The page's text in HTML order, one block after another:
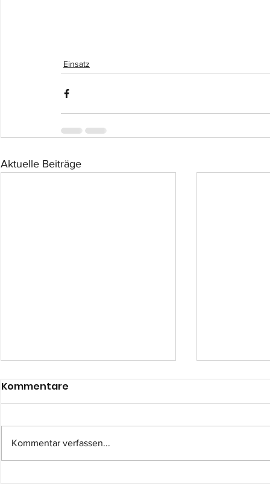
Einsatz
Aktuelle Beiträge
Einsatz-Nr.: 057
Kommentare
Kommentar verfassen...